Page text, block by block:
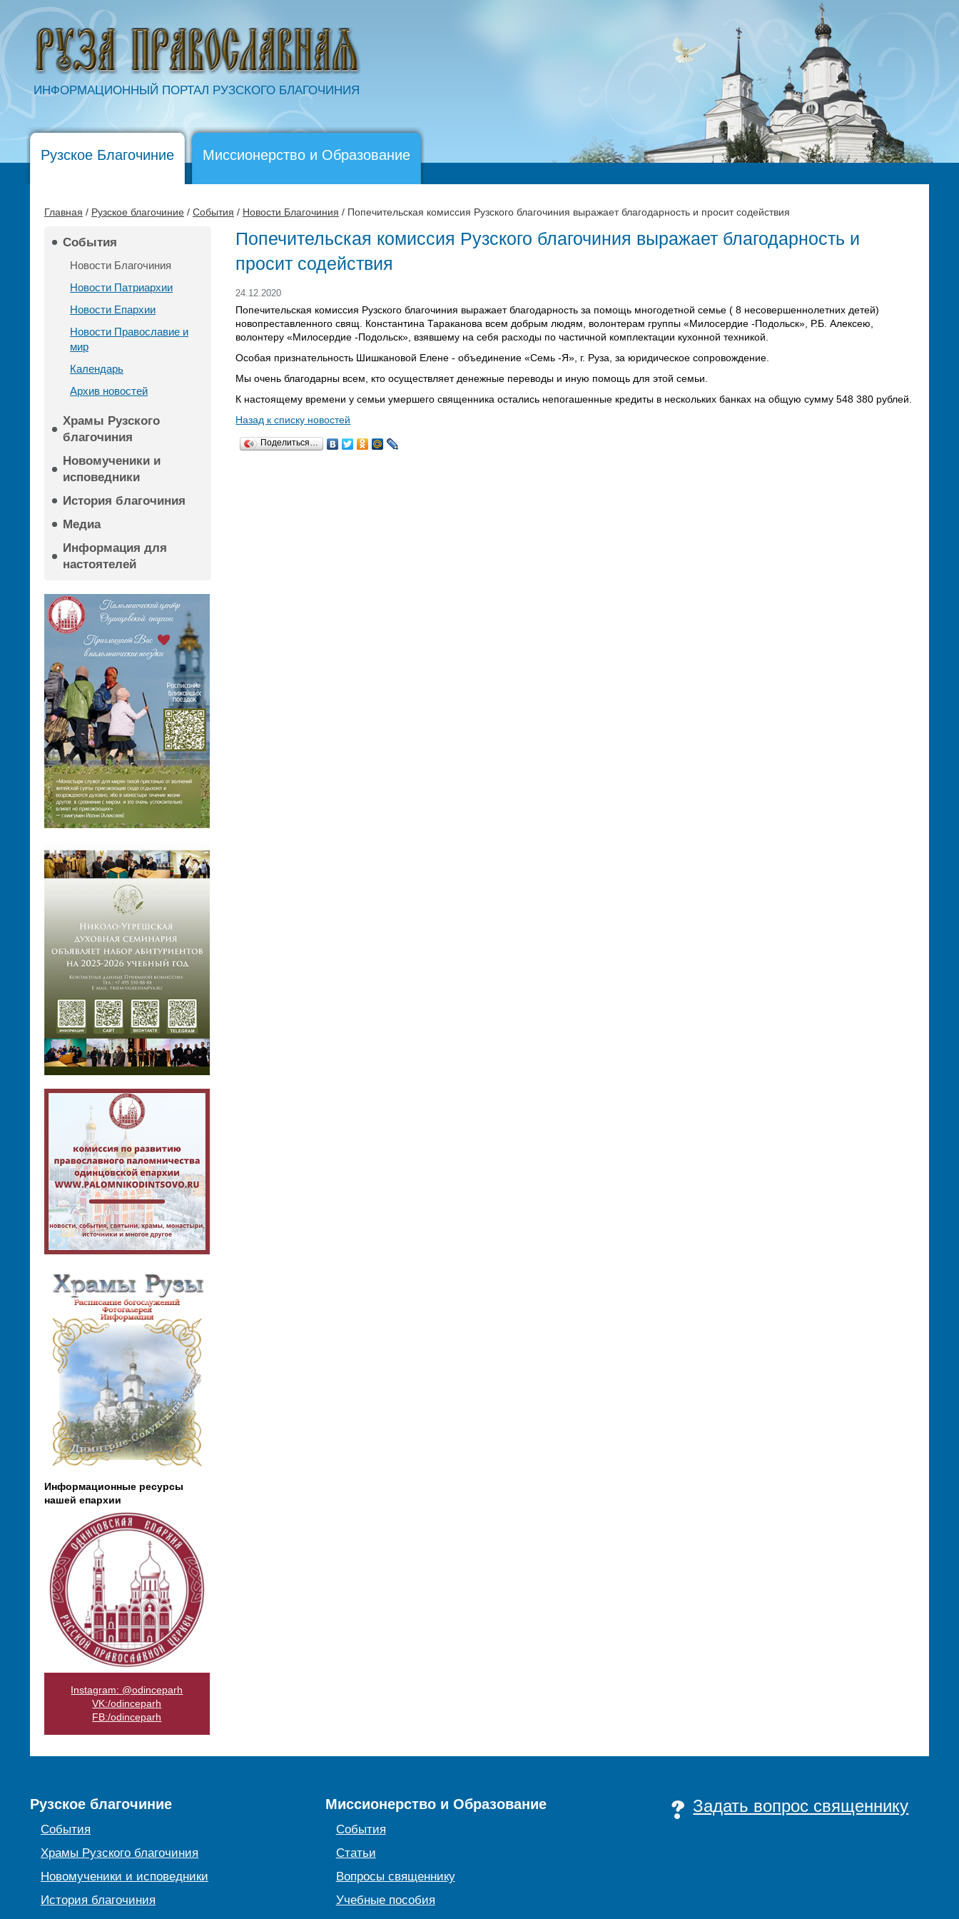
ИНФОРМАЦИОННЫЙ ПОРТАЛ РУЗСКОГО БЛАГОЧИНИЯ
Рузское Благочиние Миссионерство и Образование
Главная / Рузское благочиние / События / Новости Благочиния / Попечительская комиссия Рузского благочиния выражает благодарность и просит содействия
События
Новости Благочиния
Новости Патриархии
Новости Епархии
Новости Православие и
мир
Календарь
Архив новостей
Храмы Рузского
благочиния
Новомученики и
исповедники
История благочиния
Медиа
Информация для
настоятелей
Информационные ресурсы
нашей епархии
Instagram: @odinceparh
VK:/odinceparh
FB:/odinceparh
Попечительская комиссия Рузского благочиния выражает благодарность и
просит содействия
24.12.2020
Попечительская комиссия Рузского благочиния выражает благодарность за помощь многодетной семье ( 8 несовершеннолетних детей)
новопреставленного свящ. Константина Тараканова всем добрым людям, волонтерам группы «Милосердие -Подольск», Р.Б. Алексею,
волонтеру «Милосердие -Подольск», взявшему на себя расходы по частичной комплектации кухонной техникой.
Особая признательность Шишкановой Елене - объединение «Семь -Я», г. Руза, за юридическое сопровождение.
Мы очень благодарны всем, кто осуществляет денежные переводы и иную помощь для этой семьи.
К настоящему времени у семьи умершего священника остались непогашенные кредиты в нескольких банках на общую сумму 548 380 рублей.
Назад к списку новостей
Поделиться…
Рузское благочиние
События
Храмы Рузского благочиния
Новомученики и исповедники
История благочиния
Миссионерство и Образование
События
Статьи
Вопросы священнику
Учебные пособия
Задать вопрос священнику